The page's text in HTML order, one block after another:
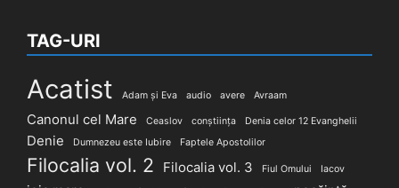
TAG-URI
Acatist Adam și Eva audio avere Avraam
Canonul cel Mare Ceaslov conștiința Denia celor 12 Evanghelii
Denie Dumnezeu este Iubire Faptele Apostolilor
Filocalia vol. 2 Filocalia vol. 3 Fiul Omului Iacov